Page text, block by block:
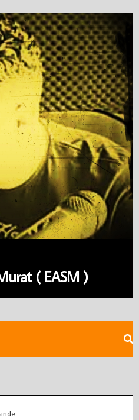
( EASM )